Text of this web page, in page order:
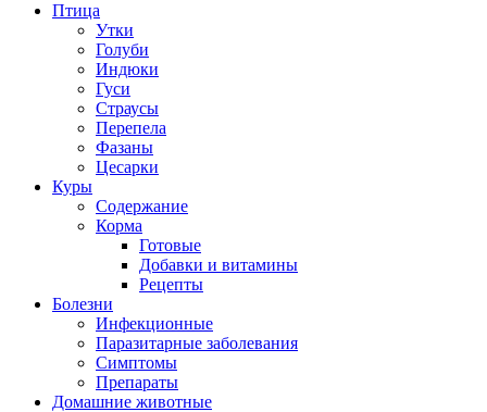
Птица
Утки
Голуби
Индюки
Гуси
Страусы
Перепела
Фазаны
Цесарки
Куры
Содержание
Корма
Готовые
Добавки и витамины
Рецепты
Болезни
Инфекционные
Паразитарные заболевания
Симптомы
Препараты
Домашние животные